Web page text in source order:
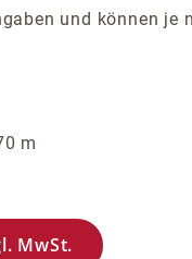
und können
m
MwSt.